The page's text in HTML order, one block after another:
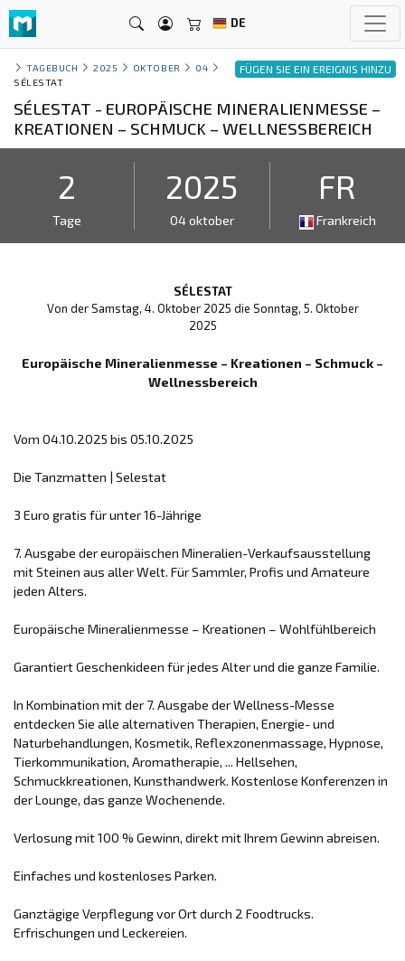
DE
FÜGEN SIE EIN EREIGNIS HINZU
TAGEBUCH 2025 OKTOBER
04
SÉLESTAT
SÉLESTAT - EUROPÄISCHE MINERALIENMESSE –
KREATIONEN – SCHMUCK – WELLNESSBEREICH
2
Tage
2025
04 oktober
FR
Frankreich
SÉLESTAT
Von der Samstag, 4. Oktober 2025 die Sonntag, 5. Oktober
2025
Europäische Mineralienmesse – Kreationen – Schmuck –
Wellnessbereich
Vom 04.10.2025 bis 05.10.2025
Die Tanzmatten | Selestat
3 Euro gratis für unter 16-Jährige
7. Ausgabe der europäischen Mineralien-Verkaufsausstellung
mit Steinen aus aller Welt. Für Sammler, Profis und Amateure
jeden Alters.
Europäische Mineralienmesse – Kreationen – Wohlfühlbereich
Garantiert Geschenkideen für jedes Alter und die ganze Familie.
In Kombination mit der 7. Ausgabe der Wellness-Messe
entdecken Sie alle alternativen Therapien, Energie- und
Naturbehandlungen, Kosmetik, Reflexzonenmassage, Hypnose,
Tierkommunikation, Aromatherapie, ... Hellsehen,
Schmuckkreationen, Kunsthandwerk. Kostenlose Konferenzen in
der Lounge, das ganze Wochenende.
Verlosung mit 100 % Gewinn, direkt mit Ihrem Gewinn abreisen.
Einfaches und kostenloses Parken.
Ganztägige Verpflegung vor Ort durch 2 Foodtrucks.
Erfrischungen und Leckereien.